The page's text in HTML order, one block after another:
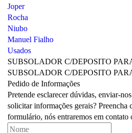
Joper
Rocha
Niubo
Manuel Fialho
Usados
SUBSOLADOR C/DEPOSITO
SUBSOLADOR C/DEPOSITO
Pedido de Informações
Pretende esclarecer dúvidas, enviar-
solicitar informações gerais? Preencha
formulário, nós entraremos em contato